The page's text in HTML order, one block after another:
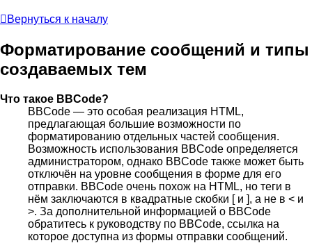
Вернуться к началу
Форматирование сообщений и типы
создаваемых тем
Что такое BBCode?
BBCode — это особая реализация HTML,
предлагающая большие возможности по
форматированию отдельных частей сообщения.
Возможность использования BBCode определяется
администратором, однако BBCode также может быть
отключён на уровне сообщения в форме для его
отправки. BBCode очень похож на HTML, но теги в
нём заключаются в квадратные скобки [ и ], а не в < и
>. За дополнительной информацией о BBCode
обратитесь к руководству по BBCode, ссылка на
которое доступна из формы отправки сообщений.